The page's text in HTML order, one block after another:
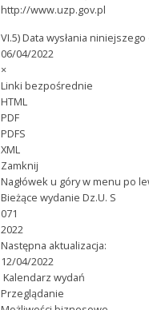
http://www.uzp.gov.pl
VI.5) Data wysłania
06/04/2022
×
Linki bezpośrednie
HTML
PDF
PDFS
XML
Zamknij
Nagłówek u góry w menu po
Bieżące wydanie Dz.U. S
071
2022
Następna aktualizacja:
12/04/2022
Kalendarz wydań
Przeglądanie